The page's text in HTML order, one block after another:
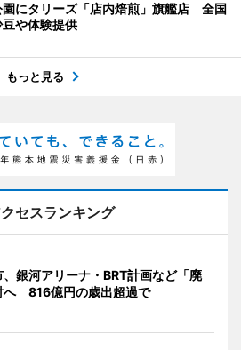
園にタリーズ「店内焙煎」旗艦店 全国
や体験提供
もっと見る
セスランキング
、銀河アリーナ・BRT計画など「廃
へ 816億円の歳出超過で